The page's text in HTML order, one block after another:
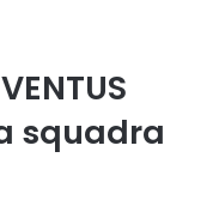
squadra